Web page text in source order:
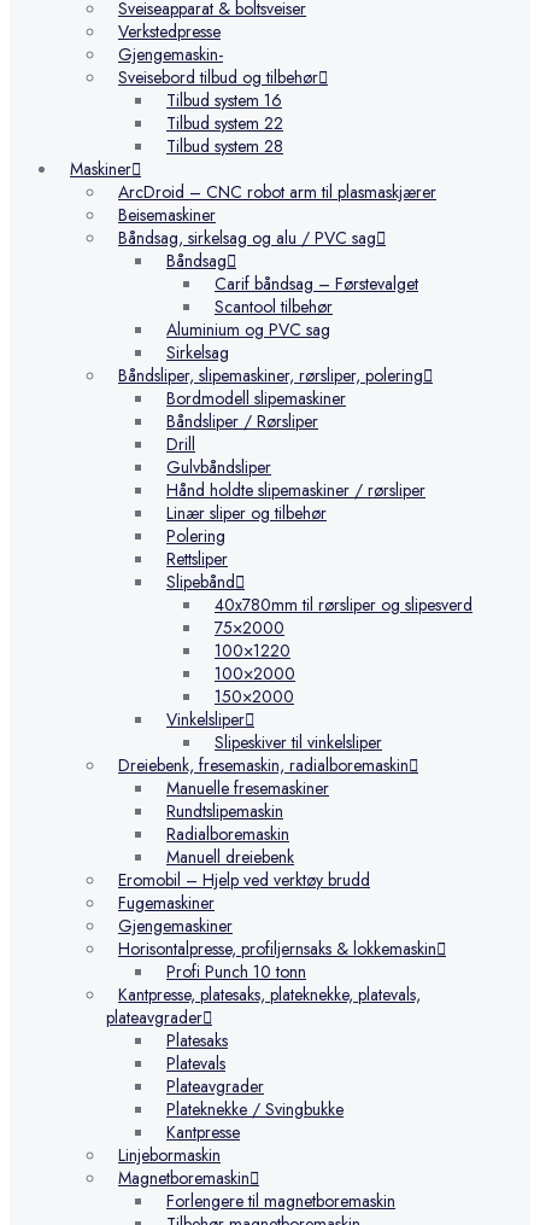
Sveiseapparat & boltsveiser
Verkstedpresse
Gjengemaskin-
Sveisebord tilbud og tilbehør
Tilbud system 16
Tilbud system 22
Tilbud system 28
Maskiner
ArcDroid – CNC robot arm til plasmaskjærer
Beisemaskiner
Båndsag, sirkelsag og alu / PVC sag
Båndsag
Carif båndsag – Førstevalget
Scantool tilbehør
Aluminium og PVC sag
Sirkelsag
Båndsliper, slipemaskiner, rørsliper, polering
Bordmodell slipemaskiner
Båndsliper / Rørsliper
Drill
Gulvbåndsliper
Hånd holdte slipemaskiner / rørsliper
Linær sliper og tilbehør
Polering
Rettsliper
Slipebånd
40x780mm til rørsliper og slipesverd
75×2000
100×1220
100×2000
150×2000
Vinkelsliper
Slipeskiver til vinkelsliper
Dreiebenk, fresemaskin, radialboremaskin
Manuelle fresemaskiner
Rundtslipemaskin
Radialboremaskin
Manuell dreiebenk
Eromobil – Hjelp ved verktøy brudd
Fugemaskiner
Gjengemaskiner
Horisontalpresse, profiljernsaks & lokkemaskin
Profi Punch 10 tonn
Kantpresse, platesaks, plateknekke, platevals,
plateavgrader
Platesaks
Platevals
Plateavgrader
Plateknekke / Svingbukke
Kantpresse
Linjebormaskin
Magnetboremaskin
Forlengere til magnetboremaskin